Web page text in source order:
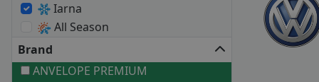
Iarna
All Season
Brand
ANVELOPE PREMIUM